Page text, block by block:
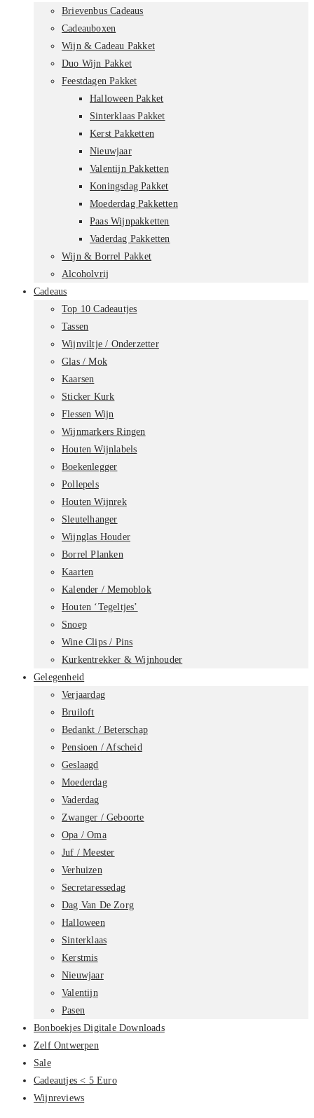
Brievenbus Cadeaus
Cadeauboxen
Wijn & Cadeau Pakket
Duo Wijn Pakket
Feestdagen Pakket
Halloween Pakket
Sinterklaas Pakket
Kerst Pakketten
Nieuwjaar
Valentijn Pakketten
Koningsdag Pakket
Moederdag Pakketten
Paas Wijnpakketten
Vaderdag Pakketten
Wijn & Borrel Pakket
Alcoholvrij
Cadeaus
Top 10 Cadeautjes
Tassen
Wijnviltje / Onderzetter
Glas / Mok
Kaarsen
Sticker Kurk
Flessen Wijn
Wijnmarkers Ringen
Houten Wijnlabels
Boekenlegger
Pollepels
Houten Wijnrek
Sleutelhanger
Wijnglas Houder
Borrel Planken
Kaarten
Kalender / Memoblok
Houten ‘Tegeltjes’
Snoep
Wine Clips / Pins
Kurkentrekker & Wijnhouder
Gelegenheid
Verjaardag
Bruiloft
Bedankt / Beterschap
Pensioen / Afscheid
Geslaagd
Moederdag
Vaderdag
Zwanger / Geboorte
Opa / Oma
Juf / Meester
Verhuizen
Secretaressedag
Dag Van De Zorg
Halloween
Sinterklaas
Kerstmis
Nieuwjaar
Valentijn
Pasen
Bonboekjes Digitale Downloads
Zelf Ontwerpen
Sale
Cadeautjes < 5 Euro
Wijnreviews